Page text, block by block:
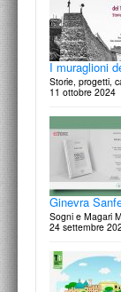
Onofrio
architetto
Sorprendente
Robert
Drawing Rome
25 giugno 2025
I muraglioni
Storie, progetti,
11 ottobre 2024
Ginevra
Sogni e Magari
24 settembre